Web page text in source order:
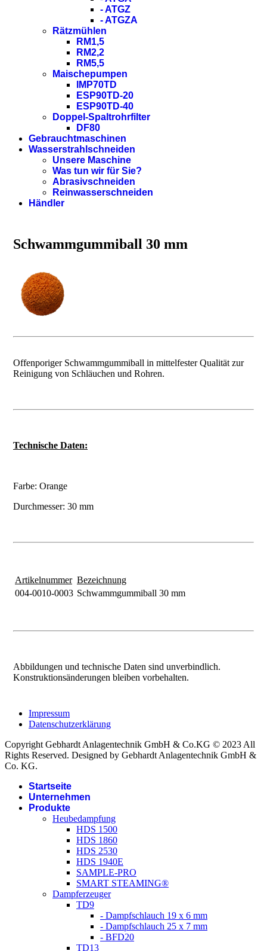
- ATGZ
- ATGZA
Rätzmühlen
RM1,5
RM2,2
RM5,5
Maischepumpen
IMP70TD
ESP90TD-20
ESP90TD-40
Doppel-Spaltrohrfilter
DF80
Gebrauchtmaschinen
Wasserstrahlschneiden
Unsere Maschine
Was tun wir für Sie?
Abrasivschneiden
Reinwasserschneiden
Händler
Schwammgummiball 30 mm
Offenporiger Schwammgummiball in mittelfester Qualität zur
Reinigung von Schläuchen und Rohren.
Technische Daten:
Farbe: Orange
Durchmesser: 30 mm
Artikelnummer Bezeichnung
004-0010-0003 Schwammgummiball 30 mm
Abbildungen und technische Daten sind unverbindlich.
Konstruktionsänderungen bleiben vorbehalten.
Impressum
Datenschutzerklärung
Copyright Gebhardt Anlagentechnik GmbH & Co.KG © 2023 All
Rights Reserved. Designed by Gebhardt Anlagentechnik GmbH &
Co. KG.
Startseite
Unternehmen
Produkte
Heubedampfung
HDS 1500
HDS 1860
HDS 2530
HDS 1940E
SAMPLE-PRO
SMART STEAMING®
Dampferzeuger
TD9
- Dampfschlauch 19 x 6 mm
- Dampfschlauch 25 x 7 mm
- BFD20
TD13